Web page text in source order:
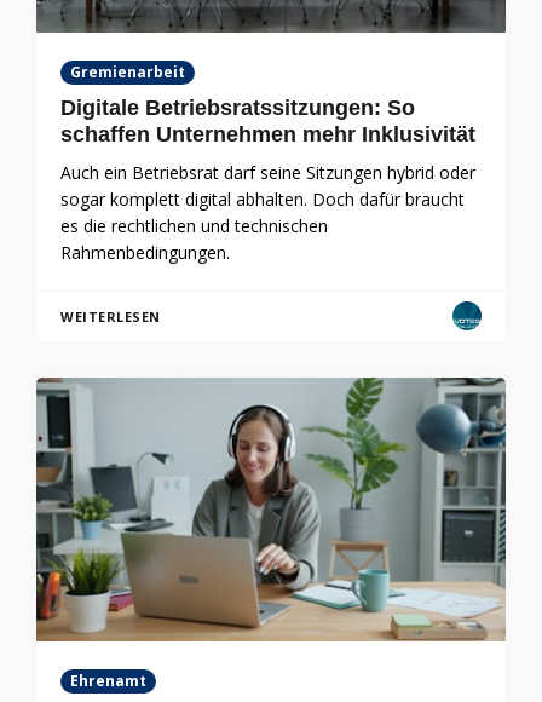
Gremienarbeit
Digitale Betriebsratssitzungen: So
schaffen Unternehmen mehr Inklusivität
Auch ein Betriebsrat darf seine Sitzungen hybrid oder
sogar komplett digital abhalten. Doch dafür braucht
es die rechtlichen und technischen
Rahmenbedingungen.
WEITERLESEN
Ehrenamt